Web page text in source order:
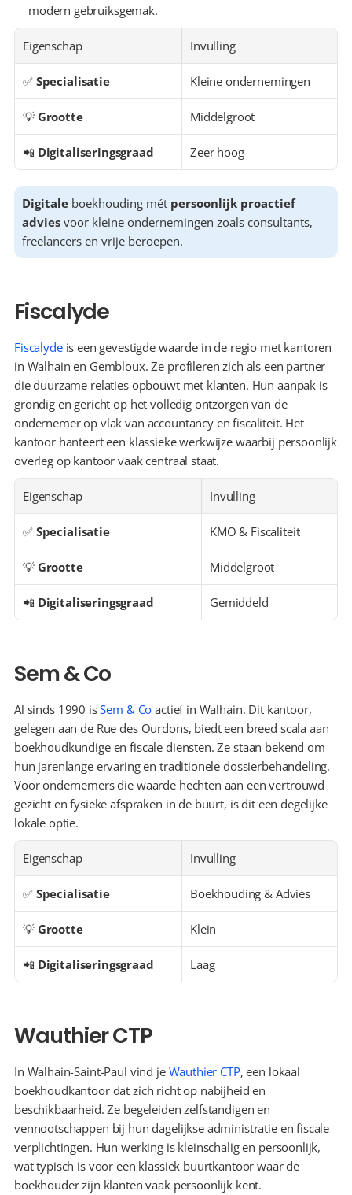
modern gebruiksgemak.
Eigenschap Invulling
✅ Specialisatie Kleine ondernemingen
💡 Grootte Middelgroot
📲 Digitaliseringsgraad Zeer hoog
Digitale boekhouding mét persoonlijk proactief
advies voor kleine ondernemingen zoals consultants,
freelancers en vrije beroepen.
Fiscalyde
Fiscalyde is een gevestigde waarde in de regio met kantoren
in Walhain en Gembloux. Ze profileren zich als een partner
die duurzame relaties opbouwt met klanten. Hun aanpak is
grondig en gericht op het volledig ontzorgen van de
ondernemer op vlak van accountancy en fiscaliteit. Het
kantoor hanteert een klassieke werkwijze waarbij persoonlijk
overleg op kantoor vaak centraal staat.
Eigenschap Invulling
✅ Specialisatie KMO & Fiscaliteit
💡 Grootte Middelgroot
📲 Digitaliseringsgraad Gemiddeld
Sem & Co
Al sinds 1990 is Sem & Co actief in Walhain. Dit kantoor,
gelegen aan de Rue des Ourdons, biedt een breed scala aan
boekhoudkundige en fiscale diensten. Ze staan bekend om
hun jarenlange ervaring en traditionele dossierbehandeling.
Voor ondernemers die waarde hechten aan een vertrouwd
gezicht en fysieke afspraken in de buurt, is dit een degelijke
lokale optie.
Eigenschap Invulling
✅ Specialisatie Boekhouding & Advies
💡 Grootte Klein
📲 Digitaliseringsgraad Laag
Wauthier CTP
In Walhain-Saint-Paul vind je Wauthier CTP, een lokaal
boekhoudkantoor dat zich richt op nabijheid en
beschikbaarheid. Ze begeleiden zelfstandigen en
vennootschappen bij hun dagelijkse administratie en fiscale
verplichtingen. Hun werking is kleinschalig en persoonlijk,
wat typisch is voor een klassiek buurtkantoor waar de
boekhouder zijn klanten vaak persoonlijk kent.